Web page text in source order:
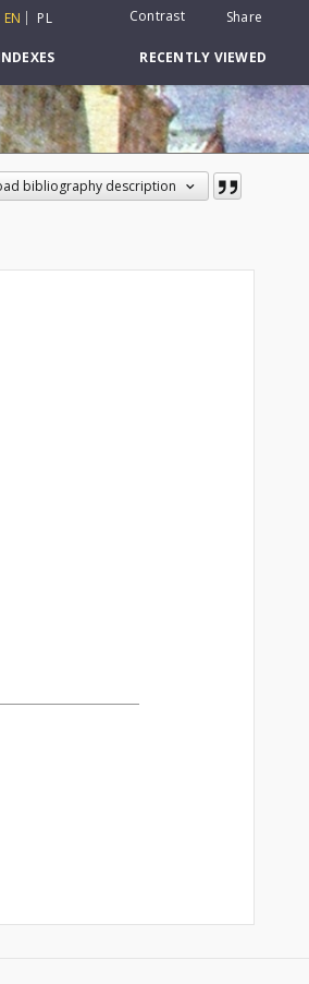
EN PL Contrast Share
RECENTLY VIEWED
bibliography description